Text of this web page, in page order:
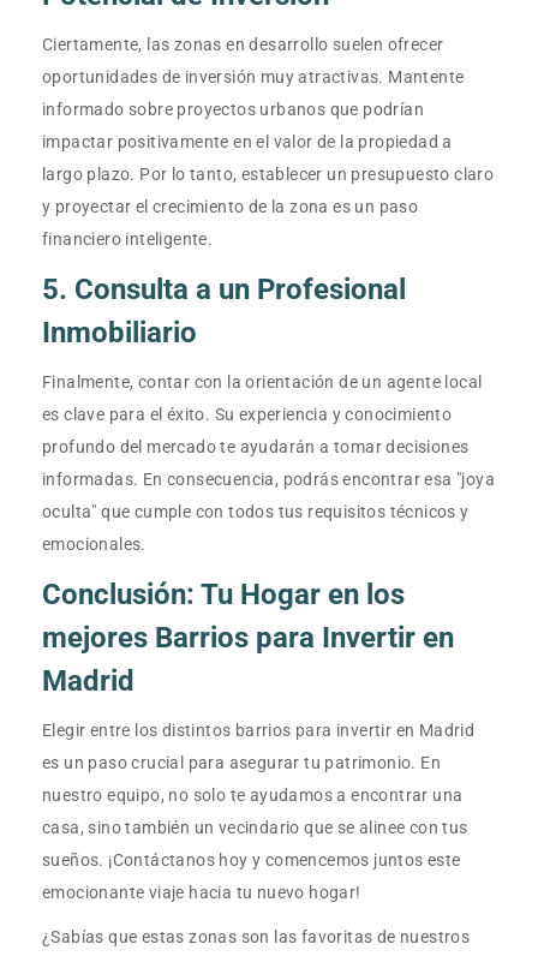
Ciertamente, las zonas en desarrollo suelen ofrecer
oportunidades de inversión muy atractivas. Mantente
informado sobre proyectos urbanos que podrían
impactar positivamente en el valor de la propiedad a
largo plazo. Por lo tanto, establecer un presupuesto claro
y proyectar el crecimiento de la zona es un paso
financiero inteligente.
5. Consulta a un Profesional
Inmobiliario
Finalmente, contar con la orientación de un agente local
es clave para el éxito. Su experiencia y conocimiento
profundo del mercado te ayudarán a tomar decisiones
informadas. En consecuencia, podrás encontrar esa "joya
oculta" que cumple con todos tus requisitos técnicos y
emocionales.
Conclusión: Tu Hogar en los
mejores Barrios para Invertir en
Madrid
Elegir entre los distintos barrios para invertir en Madrid
es un paso crucial para asegurar tu patrimonio. En
nuestro equipo, no solo te ayudamos a encontrar una
casa, sino también un vecindario que se alinee con tus
sueños. ¡Contáctanos hoy y comencemos juntos este
emocionante viaje hacia tu nuevo hogar!
¿Sabías que estas zonas son las favoritas de nuestros